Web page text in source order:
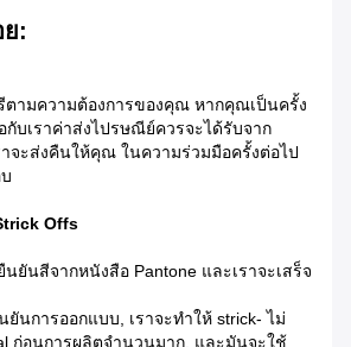
:
ตามความต้องการของคุณ หากคุณเป็นครั้ง
บเราค่าส่งไปรษณีย์ควรจะได้รับจาก
จะส่งคืนให้คุณ ในความร่วมมือครั้งต่อไป
Offs
ยันสีจากหนังสือ Pantone และเราจะเสร็จ
นการออกแบบ, เราจะทำให้ strick- ไม่
ก่อนการผลิตจำนวนมาก, และมันจะใช้